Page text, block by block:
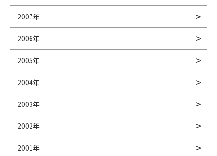
2007年
2006年
2005年
2004年
2003年
2002年
2001年